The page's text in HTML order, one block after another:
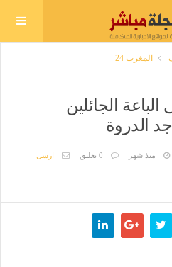
المغرب 24
الجائلين
الدروة
منذ شهر 0 تعليق
ارسل